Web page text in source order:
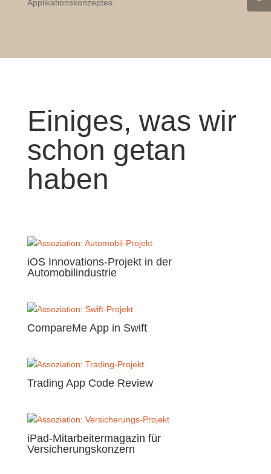
Applikationskonzeptes.
Einiges, was wir
schon getan
haben
iOS Innovations-Projekt in der
Automobilindustrie
CompareMe App in Swift
Trading App Code Review
iPad-Mitarbeitermagazin für
Versicherungskonzern